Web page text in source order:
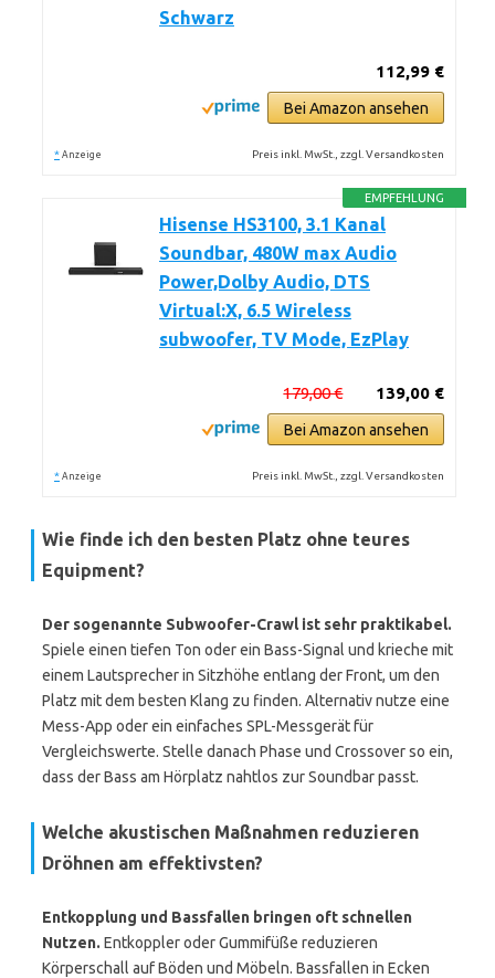
Schwarz
112,99 €
Bei Amazon ansehen
* Anzeige Preis inkl. MwSt., zzgl. Versandkosten
EMPFEHLUNG
Hisense HS3100, 3.1 Kanal
Soundbar, 480W max Audio
Power,Dolby Audio, DTS
Virtual:X, 6.5 Wireless
subwoofer, TV Mode, EzPlay
139,00 €
179,00 €
Bei Amazon ansehen
* Anzeige Preis inkl. MwSt., zzgl. Versandkosten
Wie finde ich den besten Platz ohne teures
Equipment?
Der sogenannte Subwoofer-Crawl ist sehr praktikabel.
Spiele einen tiefen Ton oder ein Bass-Signal und krieche mit
einem Lautsprecher in Sitzhöhe entlang der Front, um den
Platz mit dem besten Klang zu finden. Alternativ nutze eine
Mess-App oder ein einfaches SPL-Messgerät für
Vergleichswerte. Stelle danach Phase und Crossover so ein,
dass der Bass am Hörplatz nahtlos zur Soundbar passt.
Welche akustischen Maßnahmen reduzieren
Dröhnen am effektivsten?
Entkopplung und Bassfallen bringen oft schnellen
Nutzen. Entkoppler oder Gummifüße reduzieren
Körperschall auf Böden und Möbeln. Bassfallen in Ecken